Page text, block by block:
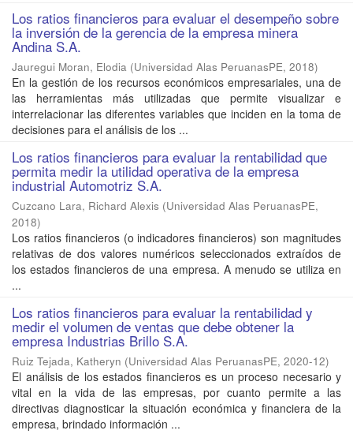
Los ratios financieros para evaluar el desempeño sobre
la inversión de la gerencia de la empresa minera
Andina S.A.
Jauregui Moran, Elodia (Universidad Alas PeruanasPE, 2018)
En la gestión de los recursos económicos empresariales, una de
las herramientas más utilizadas que permite visualizar e
interrelacionar las diferentes variables que inciden en la toma de
decisiones para el análisis de los ...
Los ratios financieros para evaluar la rentabilidad que
permita medir la utilidad operativa de la empresa
industrial Automotriz S.A.
Cuzcano Lara, Richard Alexis (Universidad Alas PeruanasPE,
2018)
Los ratios financieros (o indicadores financieros) son magnitudes
relativas de dos valores numéricos seleccionados extraídos de
los estados financieros de una empresa. A menudo se utiliza en
...
Los ratios financieros para evaluar la rentabilidad y
medir el volumen de ventas que debe obtener la
empresa Industrias Brillo S.A.
Ruiz Tejada, Katheryn (Universidad Alas PeruanasPE, 2020-12)
El análisis de los estados financieros es un proceso necesario y
vital en la vida de las empresas, por cuanto permite a las
directivas diagnosticar la situación económica y financiera de la
empresa, brindado información ...